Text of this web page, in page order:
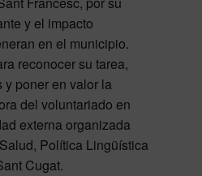
y el impacto
en el municipio.
reconocer su tarea,
poner en valor la
del voluntariado en
externa organizada
Política Lingüística
Cugat.